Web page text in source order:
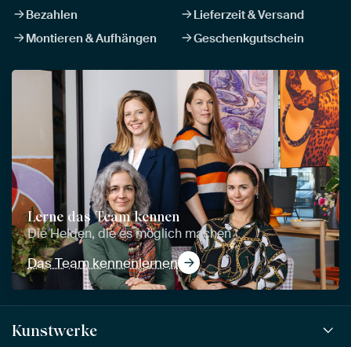
Bezahlen
Lieferzeit & Versand
Montieren & Aufhängen
Geschenkgutschein
Lerne das Team kennen
Die Helden, die es möglich machen
Das Team kennenlernen
Kunstwerke